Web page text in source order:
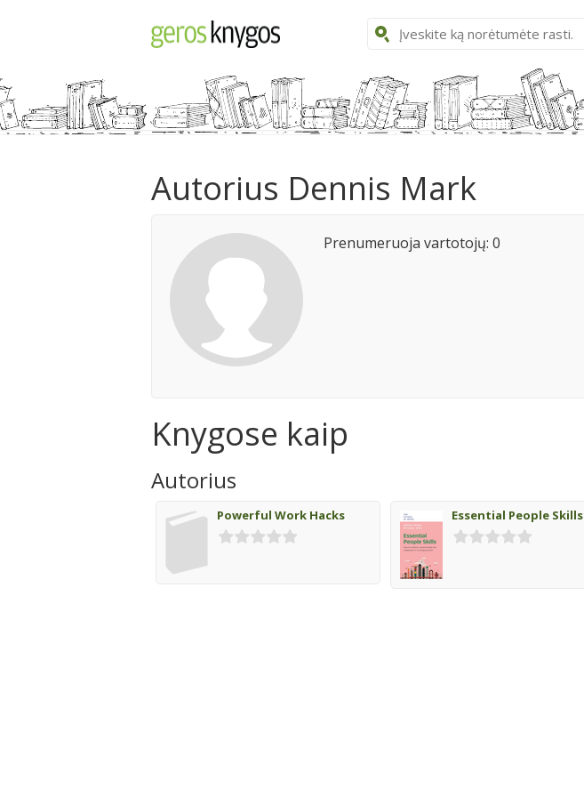
Autorius Dennis Mark
Prenumeruoja vartotojų: 0
Knygose kaip
Autorius
Powerful Work Hacks Essential People Skills